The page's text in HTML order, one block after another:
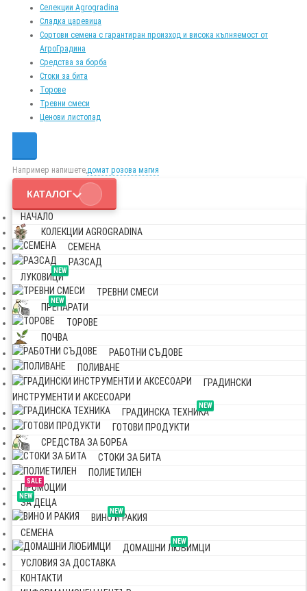
Селекции Agrogradina
Сладка царевица
Сортови семена с гарантиран произход и висока кълняемост от
АгроГрадина
Средства за борба
Стоки за бита
Торове
Тревни смеси
Ценови листопад
Например напишете,домат розова магия
КАТАЛОГ
НАЧАЛО
КОЛЕКЦИИ AGROGRADINA
СЕМЕНА
РАЗСАД
NEW
ЛУКОВИЦИ
ТРЕВНИ СМЕСИ
NEW
ПРЕПАРАТИ
ТОРОВЕ
ПОЧВА
РАБОТНИ СЪДОВЕ
ПОЛИВАНЕ
ГРАДИНСКИ
ИНСТРУМЕНТИ И АКСЕСОАРИ
NEW
ГРАДИНСКА ТЕХНИКА
ГОТОВИ ПРОДУКТИ
СРЕДСТВА ЗА БОРБА
СТОКИ ЗА БИТА
ПОЛИЕТИЛЕН
SALE
ПРОМОЦИИ
NEW
ЗА ДЕЦА
NEW
ВИНО И РАКИЯ
СЕМЕНА
NEW
ДОМАШНИ ЛЮБИМЦИ
УСЛОВИЯ ЗА ДОСТАВКА
КОНТАКТИ